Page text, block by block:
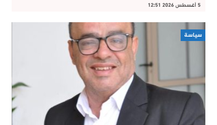
5 أغسطس 2026 12:51
سياسة